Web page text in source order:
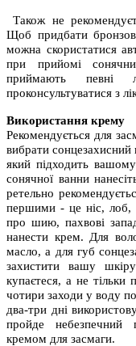
Також не
Щоб придбати
можна скористатися
при прийомі
приймають певні
проконсультуватися з
Використання крему
Рекомендується для
вибрати сонцезахисний
який підходить
сонячної ванни
ретельно
першими - це ніс, лоб,
про шию, пахвові
нанести крем. Для
масло, а для губ
захистити вашу
купаєтеся, а не тільки
чотири заходи у воду
два-три дні
пройде небезпечний
кремом для засмаги.